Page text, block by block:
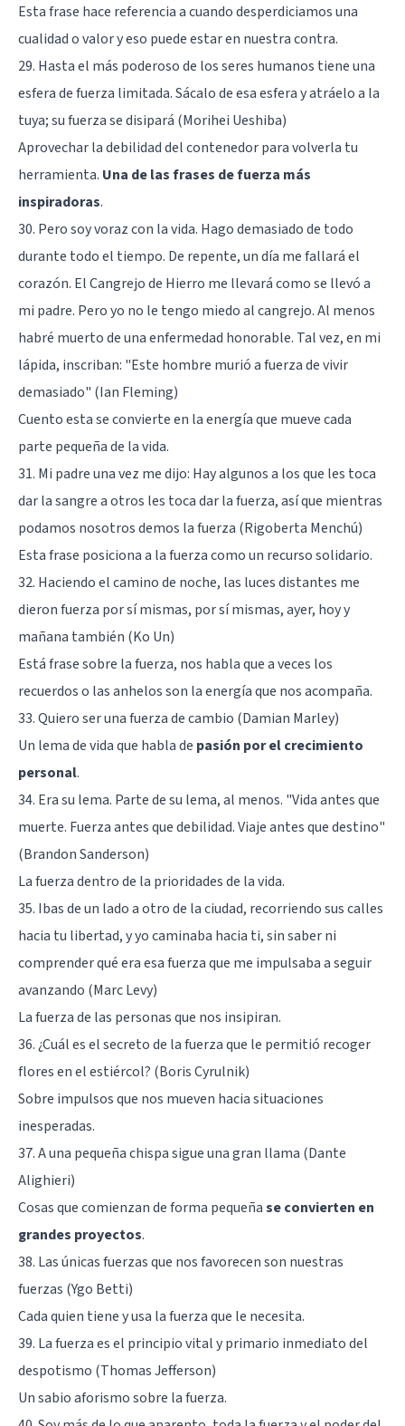
Esta frase hace referencia a cuando desperdiciamos una
cualidad o valor y eso puede estar en nuestra contra.
29. Hasta el más poderoso de los seres humanos tiene una
esfera de fuerza limitada. Sácalo de esa esfera y atráelo a la
tuya; su fuerza se disipará (Morihei Ueshiba)
Aprovechar la debilidad del contenedor para volverla tu
herramienta. Una de las frases de fuerza más
inspiradoras.
30. Pero soy voraz con la vida. Hago demasiado de todo
durante todo el tiempo. De repente, un día me fallará el
corazón. El Cangrejo de Hierro me llevará como se llevó a
mi padre. Pero yo no le tengo miedo al cangrejo. Al menos
habré muerto de una enfermedad honorable. Tal vez, en mi
lápida, inscriban: "Este hombre murió a fuerza de vivir
demasiado" (Ian Fleming)
Cuento esta se convierte en la energía que mueve cada
parte pequeña de la vida.
31. Mi padre una vez me dijo: Hay algunos a los que les toca
dar la sangre a otros les toca dar la fuerza, así que mientras
podamos nosotros demos la fuerza (Rigoberta Menchú)
Esta frase posiciona a la fuerza como un recurso solidario.
32. Haciendo el camino de noche, las luces distantes me
dieron fuerza por sí mismas, por sí mismas, ayer, hoy y
mañana también (Ko Un)
Está frase sobre la fuerza, nos habla que a veces los
recuerdos o las anhelos son la energía que nos acompaña.
33. Quiero ser una fuerza de cambio (Damian Marley)
Un lema de vida que habla de pasión por el crecimiento
personal.
34. Era su lema. Parte de su lema, al menos. "Vida antes que
muerte. Fuerza antes que debilidad. Viaje antes que destino"
(Brandon Sanderson)
La fuerza dentro de la prioridades de la vida.
35. Ibas de un lado a otro de la ciudad, recorriendo sus calles
hacia tu libertad, y yo caminaba hacia ti, sin saber ni
comprender qué era esa fuerza que me impulsaba a seguir
avanzando (Marc Levy)
La fuerza de las personas que nos insipiran.
36. ¿Cuál es el secreto de la fuerza que le permitió recoger
flores en el estiércol? (Boris Cyrulnik)
Sobre impulsos que nos mueven hacia situaciones
inesperadas.
37. A una pequeña chispa sigue una gran llama (Dante
Alighieri)
Cosas que comienzan de forma pequeñase convierten en
grandes proyectos.
38. Las únicas fuerzas que nos favorecen son nuestras
fuerzas (Ygo Betti)
Cada quien tiene y usa la fuerza que le necesita.
39. La fuerza es el principio vital y primario inmediato del
despotismo (Thomas Jefferson)
Un sabio aforismo sobre la fuerza.